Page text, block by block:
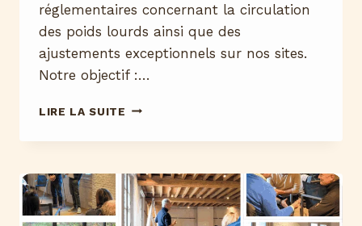
réglementaires concernant la circulation
des poids lourds ainsi que des
ajustements exceptionnels sur nos sites.
Notre objectif :…
LIRE LA SUITE DISPOSITIFS
CIRCULATION
D’ANNÉE
2025